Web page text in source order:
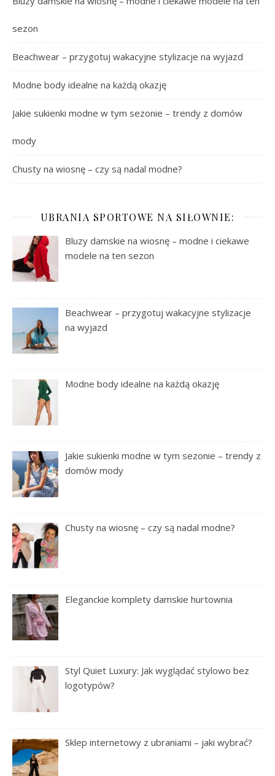
sezon
Beachwear – przygotuj wakacyjne stylizacje na wyjazd
Modne body idealne na każdą okazję
Jakie sukienki modne w tym sezonie – trendy z domów
mody
Chusty na wiosnę – czy są nadal modne?
UBRANIA SPORTOWE NA SIŁOWNIE:
Bluzy damskie na wiosnę – modne i ciekawe
modele na ten sezon
Beachwear – przygotuj wakacyjne stylizacje
na wyjazd
Modne body idealne na każdą okazję
Jakie sukienki modne w tym sezonie – trendy z
domów mody
Chusty na wiosnę – czy są nadal modne?
Eleganckie komplety damskie hurtownia
Styl Quiet Luxury: Jak wyglądać stylowo bez
logotypów?
Sklep internetowy z ubraniami – jaki wybrać?